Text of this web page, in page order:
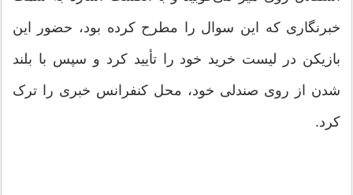
خبرنگاری که این سوال را مطرح کرده بود، حضور این
بازیکن در لیست خرید خود را تأیید کرد و سپس با بلند
شدن از روی صندلی خود، محل کنفرانس خبری را ترک
کرد.